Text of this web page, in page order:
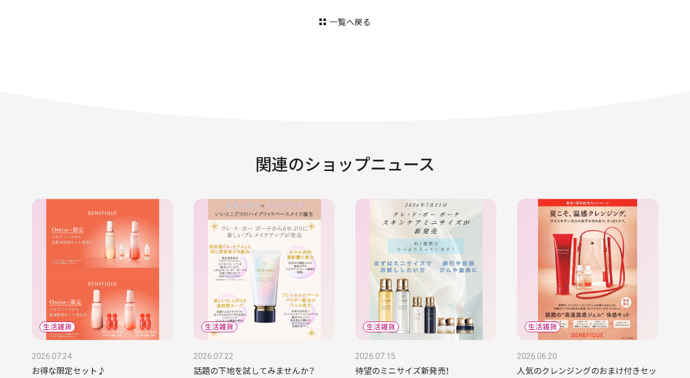
一覧へ戻る
関連のショップニュース
2026.07.24
お得な限定セット♪
2026.07.22
話題の下地を試してみませんか？
2026.07.15
待望のミニサイズ新発売！
2026.06.20
人気のクレンジングのおまけ付きセッ